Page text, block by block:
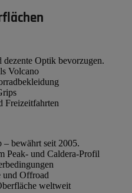
Optik bevorzugen.
Volcano
Freizeitfahrten
bewährt seit 2005.
Peak- und Caldera-Profil
und Offroad
weltweit